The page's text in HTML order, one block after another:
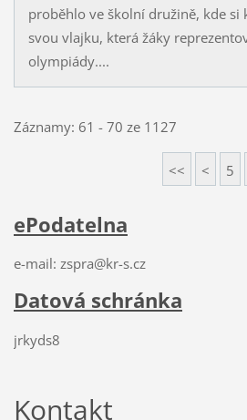
proběhlo ve školní družině, kde si
svou vlajku, která žáky
olympiády....
Záznamy: 61 - 70 ze 1127
<< < 5
ePodatelna
e-mail: zspra@kr-s.cz
Datová schránka
jrkyds8
Kontakt